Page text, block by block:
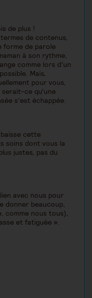
de plus !
de contenus,
forme de parole
à son rythme,
comme lors d’un
Mais,
pour vous,
ce qu’une
s’est échappée.
cette
soins dont vous la
justes, pas du
avec nous pour
donner beaucoup,
comme nous tous),
et fatiguée ».